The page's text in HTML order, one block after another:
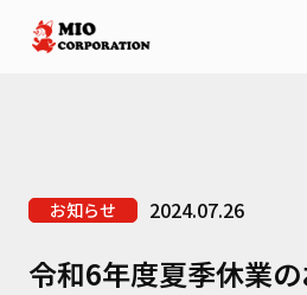
お知らせ 2024.07.26
令和6年度夏季休業